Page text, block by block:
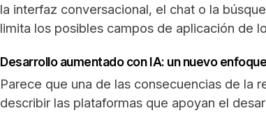
la interfaz conversacional, el chat o la
limita los posibles campos de aplicación de
Desarrollo aumentado con IA: un nuevo
Parece que una de las consecuencias de la
describir las plataformas que apoyan el